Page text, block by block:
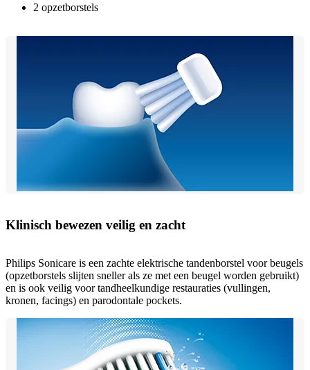
2 opzetborstels
Klinisch bewezen veilig en zacht
Philips Sonicare is een zachte elektrische tandenborstel voor beugels
(opzetborstels slijten sneller als ze met een beugel worden gebruikt)
en is ook veilig voor tandheelkundige restauraties (vullingen,
kronen, facings) en parodontale pockets.